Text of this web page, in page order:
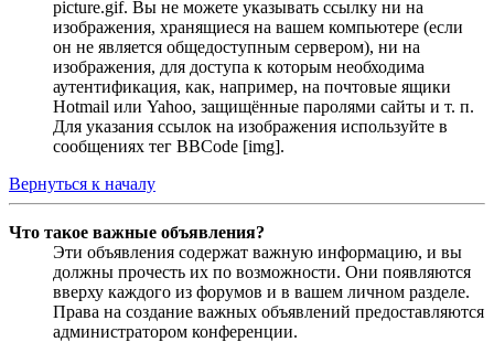
picture.gif. Вы не можете указывать ссылку ни на
изображения, хранящиеся на вашем компьютере (если
он не является общедоступным сервером), ни на
изображения, для доступа к которым необходима
аутентификация, как, например, на почтовые ящики
Hotmail или Yahoo, защищённые паролями сайты и т. п.
Для указания ссылок на изображения используйте в
сообщениях тег BBCode [img].
Вернуться к началу
Что такое важные объявления?
Эти объявления содержат важную информацию, и вы
должны прочесть их по возможности. Они появляются
вверху каждого из форумов и в вашем личном разделе.
Права на создание важных объявлений предоставляются
администратором конференции.